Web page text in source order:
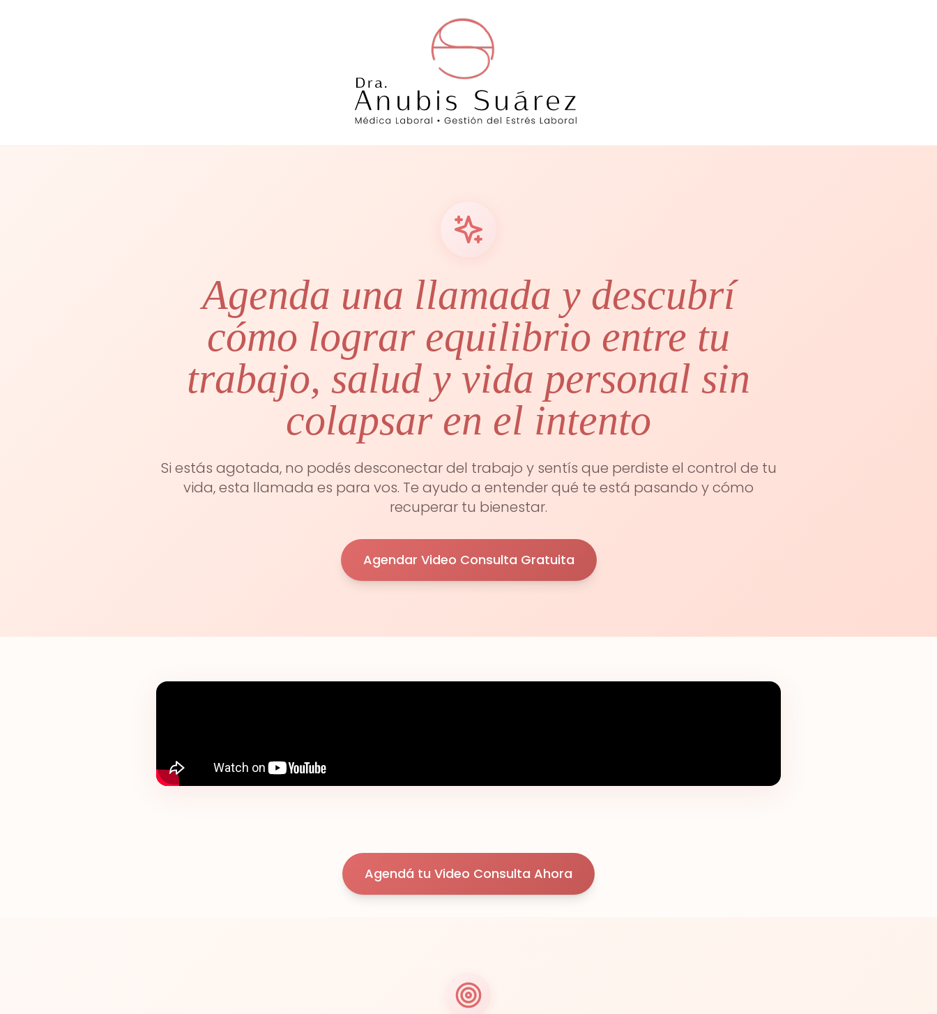
Agenda una llamada y descubrí
cómo lograr equilibrio entre tu
trabajo, salud y vida personal sin
colapsar en el intento
Si estás agotada, no podés desconectar del trabajo y sentís que perdiste el control de tu
vida, esta llamada es para vos. Te ayudo a entender qué te está pasando y cómo
recuperar tu bienestar.
Agendar Video Consulta Gratuita
Agendá tu Video Consulta Ahora